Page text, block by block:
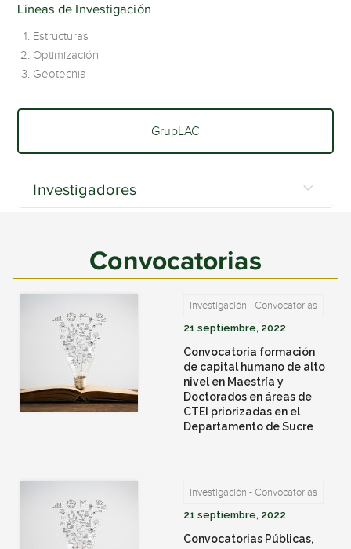
Líneas de Investigación
Estructuras
Optimización
Geotecnia
GrupLAC
Investigadores
Convocatorias
Investigación - Convocatorias
21 septiembre, 2022
Convocatoria formación
de capital humano de alto
nivel en Maestría y
Doctorados en áreas de
CTEI priorizadas en el
Departamento de Sucre
Investigación - Convocatorias
21 septiembre, 2022
Convocatorias Públicas,